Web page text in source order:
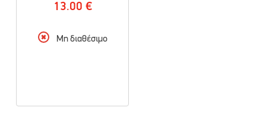
13.00 €
Μη διαθέσιμο